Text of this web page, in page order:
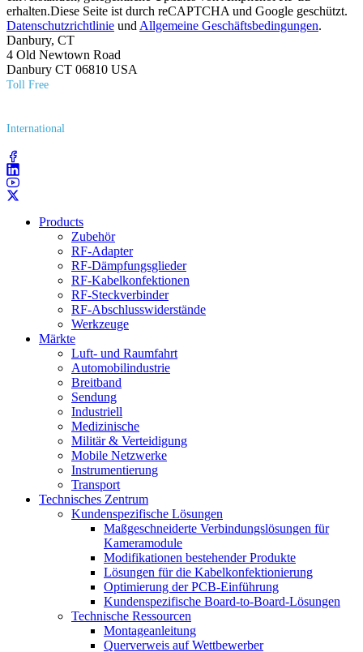
erhalten.Diese Seite ist durch reCAPTCHA und Google geschützt.
Datenschutzrichtlinie und Allgemeine Geschäftsbedingungen.
Danbury, CT
4 Old Newtown Road
Danbury CT 06810 USA
Toll Free
International
Products
Zubehör
RF-Adapter
RF-Dämpfungsglieder
RF-Kabelkonfektionen
RF-Steckverbinder
RF-Abschlusswiderstände
Werkzeuge
Märkte
Luft- und Raumfahrt
Automobilindustrie
Breitband
Sendung
Industriell
Medizinische
Militär & Verteidigung
Mobile Netzwerke
Instrumentierung
Transport
Technisches Zentrum
Kundenspezifische Lösungen
Maßgeschneiderte Verbindungslösungen für
Kameramodule
Modifikationen bestehender Produkte
Lösungen für die Kabelkonfektionierung
Optimierung der PCB-Einführung
Kundenspezifische Board-to-Board-Lösungen
Technische Ressourcen
Montageanleitung
Querverweis auf Wettbewerber